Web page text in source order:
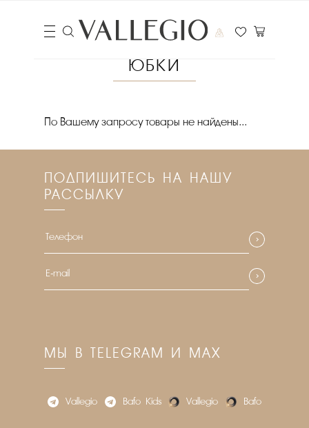
ЮБКИ
Очистить фильтры
По Вашему запросу товары не найдены...
ПОДПИШИТЕСЬ НА НАШУ
РАССЫЛКУ
МЫ В TELEGRAM И MAX
Vallegio Bafo_Kids Vallegio Bafo